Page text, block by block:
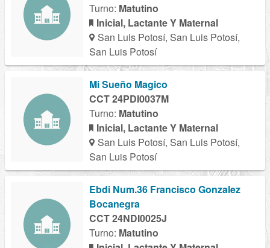
Turno: Matutino
Inicial, Lactante Y Maternal
San Luis Potosí, San Luis Potosí,
San Luis Potosí
Mi Sueño Magico
CCT 24PDI0037M
Turno: Matutino
Inicial, Lactante Y Maternal
San Luis Potosí, San Luis Potosí,
San Luis Potosí
Ebdi Num.36 Francisco Gonzalez
Bocanegra
CCT 24NDI0025J
Turno: Matutino